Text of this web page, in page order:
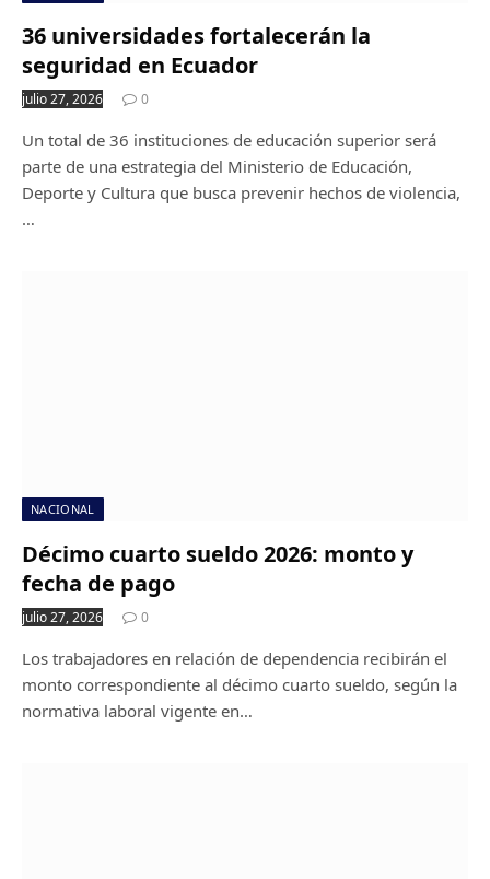
36 universidades fortalecerán la
seguridad en Ecuador
julio 27, 2026 0
Un total de 36 instituciones de educación superior será
parte de una estrategia del Ministerio de Educación,
Deporte y Cultura que busca prevenir hechos de violencia,
…
NACIONAL
Décimo cuarto sueldo 2026: monto y
fecha de pago
julio 27, 2026 0
Los trabajadores en relación de dependencia recibirán el
monto correspondiente al décimo cuarto sueldo, según la
normativa laboral vigente en…